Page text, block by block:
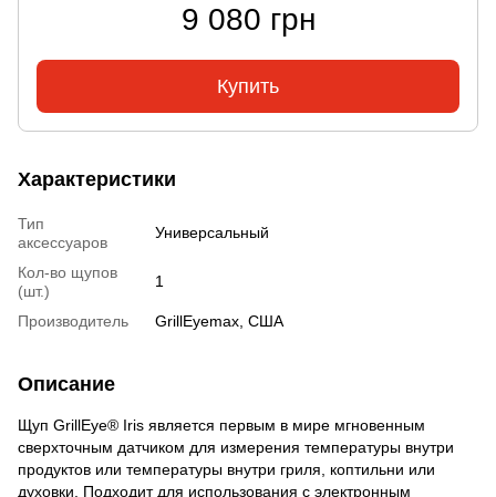
9 080 грн
Купить
Характеристики
Тип
аксессуаров
Универсальный
Кол-во щупов
(шт.)
1
Производитель GrillEyemax, США
Описание
Щуп GrillEye® Iris является первым в мире мгновенным
сверхточным датчиком для измерения температуры внутри
продуктов или температуры внутри гриля, коптильни или
духовки. Подходит для использования с электронным